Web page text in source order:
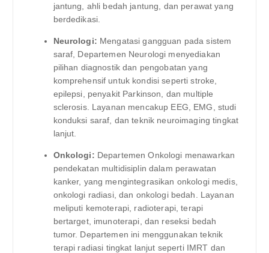
jantung, ahli bedah jantung, dan perawat yang
berdedikasi.
Neurologi: Mengatasi gangguan pada sistem
saraf, Departemen Neurologi menyediakan
pilihan diagnostik dan pengobatan yang
komprehensif untuk kondisi seperti stroke,
epilepsi, penyakit Parkinson, dan multiple
sclerosis. Layanan mencakup EEG, EMG, studi
konduksi saraf, dan teknik neuroimaging tingkat
lanjut.
Onkologi: Departemen Onkologi menawarkan
pendekatan multidisiplin dalam perawatan
kanker, yang mengintegrasikan onkologi medis,
onkologi radiasi, dan onkologi bedah. Layanan
meliputi kemoterapi, radioterapi, terapi
bertarget, imunoterapi, dan reseksi bedah
tumor. Departemen ini menggunakan teknik
terapi radiasi tingkat lanjut seperti IMRT dan